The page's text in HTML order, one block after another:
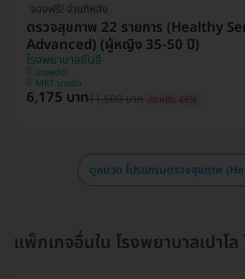
จองฟรี! จ่ายทีหลัง
ตรวจสุขภาพ 22 รายการ (Healthy
Advanced) (ผู้หญิง 35-50 ปี)
โรงพยาบาลยันฮี
บางพลัด
MRT บางอ้อ
6,175 บาท11,500 บาท ประหยัด 46%
ดูหมวด โปรแกรมตรวจสุขภาพ
แพ็กเกจอื่นใน โรงพยาบาลเปาโ